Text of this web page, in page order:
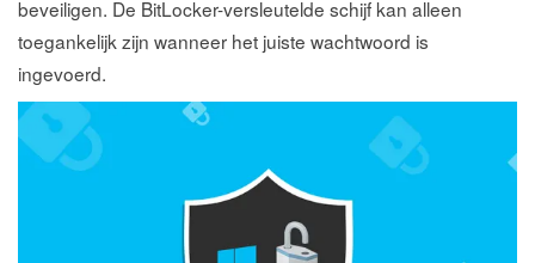
beveiligen. De BitLocker-versleutelde schijf kan alleen
toegankelijk zijn wanneer het juiste wachtwoord is
ingevoerd.